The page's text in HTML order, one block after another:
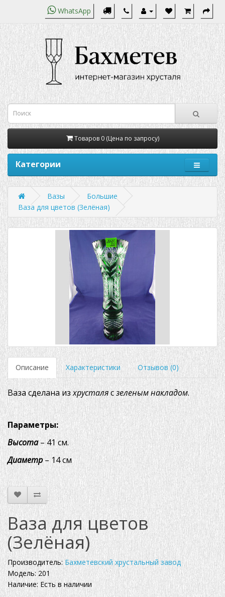
WhatsApp
Товаров 0 (Цена по запросу)
Категории
Вазы
Большие
Ваза для цветов (Зелёная)
Описание Характеристики Отзывов (0)
Ваза сделана изхрусталясзеленымнакладом.
Параметры:
Высота– 41 см.
Диаметр– 14 см
Ваза для цветов
(Зелёная)
Производитель:Бахметевский хрустальный завод
Модель: 201
Наличие: Есть в наличии